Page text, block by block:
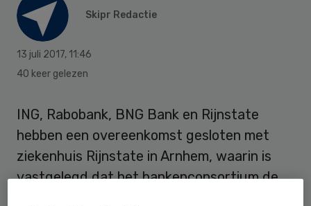
Skipr Redactie
13 juli 2017, 11:46
40 keer gelezen
ING, Rabobank, BNG Bank en Rijnstate
hebben een overeenkomst gesloten met
ziekenhuis Rijnstate in Arnhem, waarin is
vastgelegd dat het bankenconsortium de